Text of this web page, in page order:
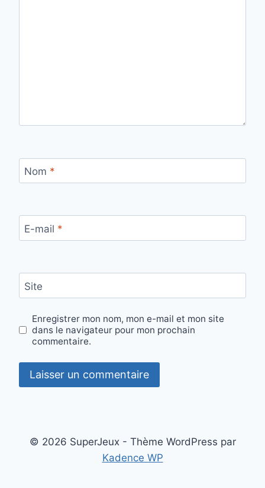
Nom *
E-mail *
Site
Enregistrer mon nom, mon e-mail et mon site
dans le navigateur pour mon prochain
commentaire.
© 2026 SuperJeux - Thème WordPress par
Kadence WP